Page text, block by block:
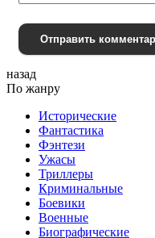
Отправить
назад
По жанру
Исторические
Фантастика
Фэнтези
Ужасы
Триллеры
Криминальные
Боевики
Военные
Биографические